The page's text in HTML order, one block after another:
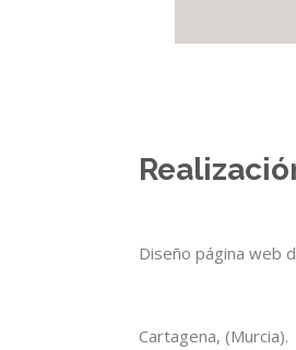
Diseño página web
Cartagena, (Murcia).